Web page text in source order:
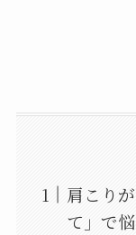
肩こり
て」で